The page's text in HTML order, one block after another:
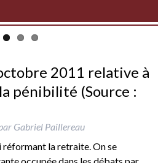
2011 relative à
pénibilité (Source :
Gabriel Paillereau
réformant la retraite. On se
occupée dans les débats par